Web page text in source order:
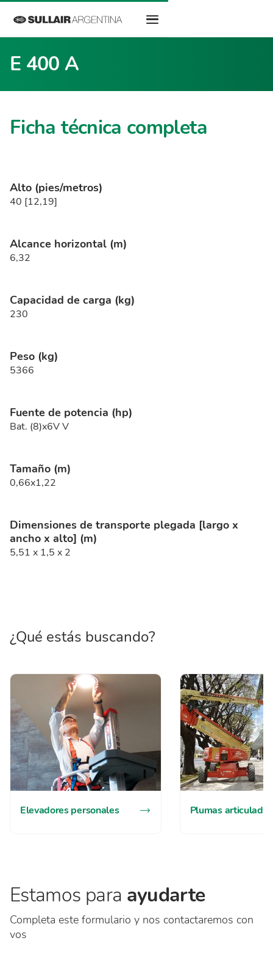
E 400 A
Ficha técnica completa
Alto (pies/metros)
40 [12,19]
Alcance horizontal (m)
6,32
Capacidad de carga (kg)
230
Peso (kg)
5366
Fuente de potencia (hp)
Bat. (8)x6V V
Tamaño (m)
0,66x1,22
Dimensiones de transporte plegada [largo x
ancho x alto] (m)
5,51 x 1,5 x 2
¿Qué estás buscando?
Elevadores personales Plumas
Estamos para ayudarte
Completa este formulario y nos contactaremos con
vos